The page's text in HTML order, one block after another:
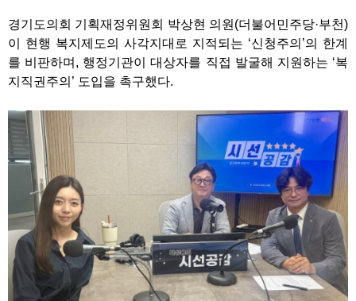
경기도의회 기획재정위원회 박상현 의원(더불어민주당·부천)
이 현행 복지제도의 사각지대로 지적되는 ‘신청주의’의 한계
를 비판하며, 행정기관이 대상자를 직접 발굴해 지원하는 ‘복
지직권주의’ 도입을 촉구했다.